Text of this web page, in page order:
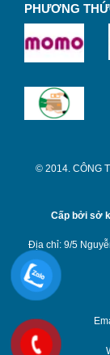
1:2000.
Miệng phích
chạy gọn,
PHƯƠNG
© 2014. CÔNG
Cấp bởi sở
Địa chỉ: 9/5